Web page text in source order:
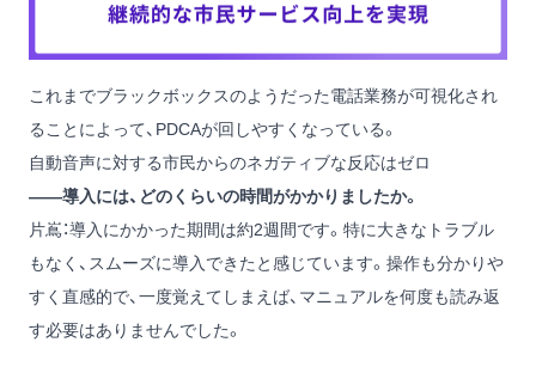
これまでブラックボックスのようだった電話業務が可視化され
ることによって、PDCAが回しやすくなっている。
自動音声に対する市民からのネガティブな反応はゼロ
——導入には、どのくらいの時間がかかりましたか。
片嶌：導入にかかった期間は約2週間です。特に大きなトラブル
もなく、スムーズに導入できたと感じています。操作も分かりや
すく直感的で、一度覚えてしまえば、マニュアルを何度も読み返
す必要はありませんでした。